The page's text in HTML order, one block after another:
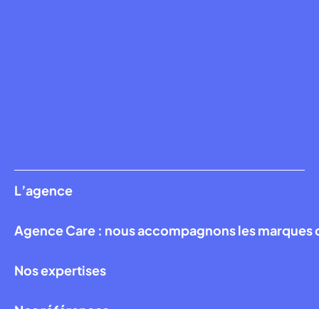
L’agence
Agence Care : nous accompagnons les
Nos expertises